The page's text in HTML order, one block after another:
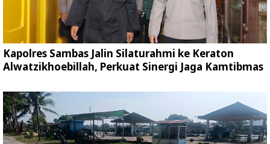
Kapolres Sambas Jalin Silaturahmi ke Keraton
Alwatzikhoebillah, Perkuat Sinergi Jaga Kamtibmas